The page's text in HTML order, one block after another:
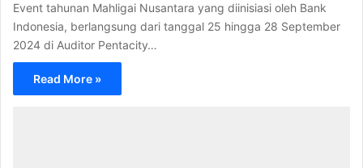
Event tahunan Mahligai Nusantara yang diinisiasi oleh Bank
Indonesia, berlangsung dari tanggal 25 hingga 28 September
2024 di Auditor Pentacity…
Read More »